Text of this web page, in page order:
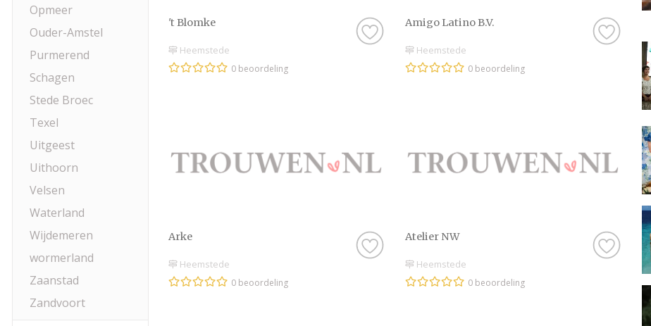
Opmeer
Ouder-Amstel
Purmerend
Schagen
Stede Broec
Texel
Uitgeest
Uithoorn
Velsen
Waterland
Wijdemeren
wormerland
Zaanstad
Zandvoort
't Blomke
Heemstede
0 beoordeling
Amigo Latino B.V.
Heemstede
0 beoordeling
Arke
Heemstede
0 beoordeling
Atelier NW
Heemstede
0 beoordeling